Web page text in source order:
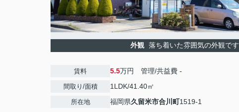
外観 落ち着いた雰囲気の外観です
賃料 5.5万円 管理/共益費 -
間取り/面積 1LDK/41.40㎡
所在地 福岡県久留米市合川町1519-1